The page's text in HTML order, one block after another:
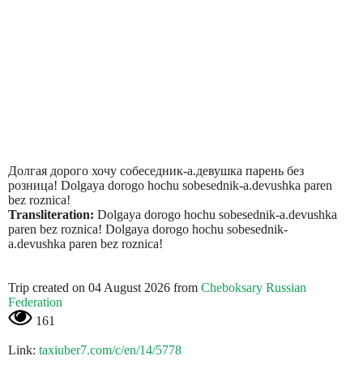
Долгая дорого хочу собеседник-а.девушка парень без
розница! Dolgaya dorogo hochu sobesednik-a.devushka paren
bez roznica!
Transliteration: Dolgaya dorogo hochu sobesednik-a.devushka
paren bez roznica! Dolgaya dorogo hochu sobesednik-
a.devushka paren bez roznica!
Trip created on 04 August 2026 from Cheboksary Russian
Federation
161
Link: taxiuber7.com/c/en/14/5778